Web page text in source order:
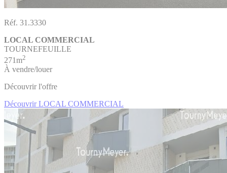
Réf. 31.3330
LOCAL COMMERCIAL
TOURNEFEUILLE
271m2
À vendre/louer
Découvrir l'offre
Découvrir LOCAL COMMERCIAL